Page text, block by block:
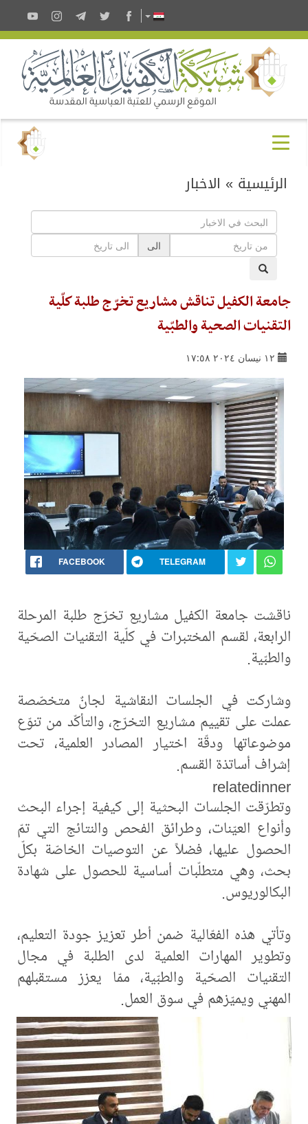
الرئيسية » الاخبار
الى
جامعة الكفيل تناقش مشاريع تخرّج طلبة كلّية
التقنيات الصحية والطبّية
١٢ نيسان ٢٠٢٤ ١٧:٥٨
FACEBOOK TELEGRAM
ناقشت جامعة الكفيل مشاريع تخرّج طلبة المرحلة
الرابعة، لقسم المختبرات في كلّية التقنيات الصحّية
والطبّية.
وشاركت في الجلسات النقاشية لجانٌ متخصّصة
عملت على تقييم مشاريع التخرّج، والتأكّد من تنوّع
موضوعاتها ودقّة اختيار المصادر العلمية، تحت
إشراف أساتذة القسم.
relatedinner
وتطرّقت الجلسات البحثية إلى كيفية إجراء البحث
وأنواع العيّنات، وطرائق الفحص والنتائج التي تمّ
الحصول عليها، فضلاً عن التوصيات الخاصّة بكلّ
بحث، وهي متطلّبات أساسية للحصول على شهادة
البكالوريوس.
وتأتي هذه الفعّالية ضمن أطر تعزيز جودة التعليم،
وتطوير المهارات العلمية لدى الطلبة في مجال
التقنيات الصحّية والطبّية، ممّا يعزز مستقبلهم
المهني ويميّزهم في سوق العمل.